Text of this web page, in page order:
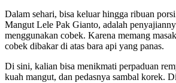
Dalam sehari, bisa keluar hingga ribuan
Mangut Lele Pak Gianto, adalah
menggunakan cobek. Karena memang
cobek dibakar di atas bara api yang panas.
Di sini, kalian bisa menikmati perpaduan
kuah mangut, dan pedasnya sambal korek.